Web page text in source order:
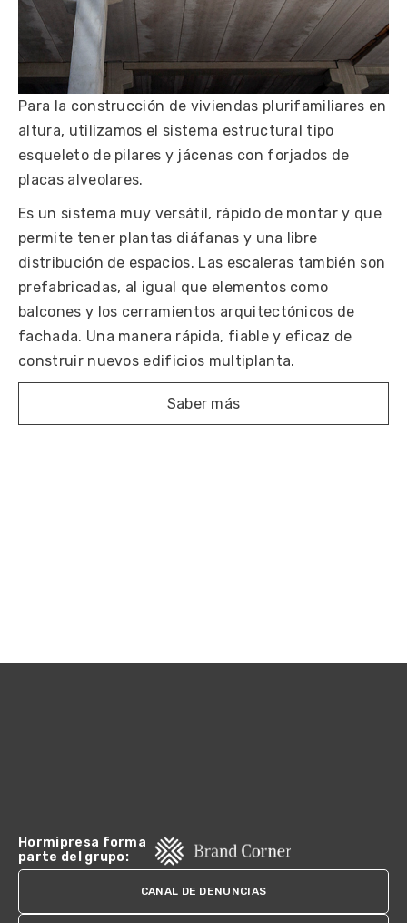
Para la construcción de viviendas plurifamiliares en
altura, utilizamos el sistema estructural tipo
esqueleto de pilares y jácenas con forjados de
placas alveolares.
Es un sistema muy versátil, rápido de montar y que
permite tener plantas diáfanas y una libre
distribución de espacios. Las escaleras también son
prefabricadas, al igual que elementos como
balcones y los cerramientos arquitectónicos de
fachada. Una manera rápida, fiable y eficaz de
construir nuevos edificios multiplanta.
Saber más
Hormipresa forma
parte del grupo:
CANAL DE DENUNCIAS